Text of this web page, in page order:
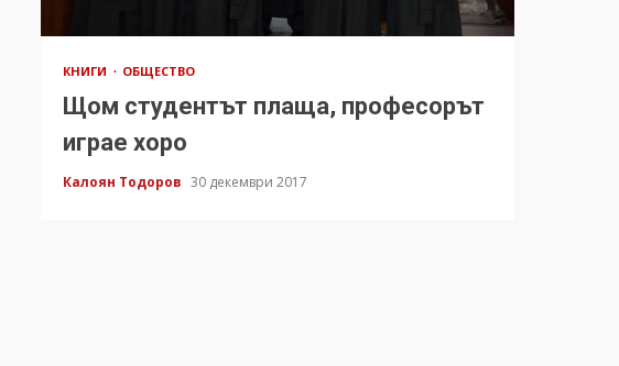
КНИГИ ОБЩЕСТВО
Щом студентът плаща, професорът
играе хоро
Калоян Тодоров 30 декември 2017